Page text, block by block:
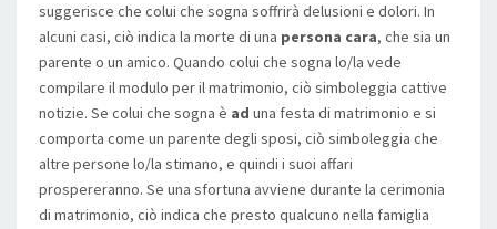
suggerisce che colui che sogna soffrirà delusioni e dolori. In
alcuni casi, ciò indica la morte di una persona cara, che sia un
parente o un amico. Quando colui che sogna lo/la vede
compilare il modulo per il matrimonio, ciò simboleggia cattive
notizie. Se colui che sogna è ad una festa di matrimonio e si
comporta come un parente degli sposi, ciò simboleggia che
altre persone lo/la stimano, e quindi i suoi affari
prospereranno. Se una sfortuna avviene durante la cerimonia
di matrimonio, ciò indica che presto qualcuno nella famiglia